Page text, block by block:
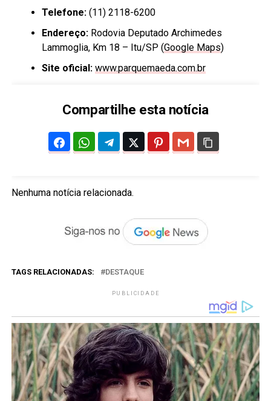
Telefone:(11) 2118-6200
Endereço:Rodovia Deputado Archimedes
Lammoglia, Km 18 – Itu/SP (Google Maps)
Site oficial: www.parquemaeda.com.br
Compartilhe esta notícia
Nenhuma notícia relacionada.
TAGS RELACIONADAS: DESTAQUE
PUBLICIDADE